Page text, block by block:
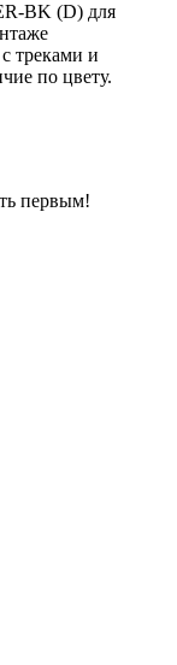
BK (D) для
треками и
по цвету.
первым!